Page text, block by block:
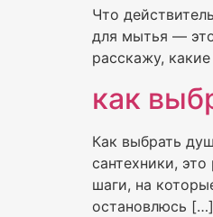
Что
для мытья —
расскажу,
как
Как выбрать
сантехники,
шаги, на
остановлюсь […]